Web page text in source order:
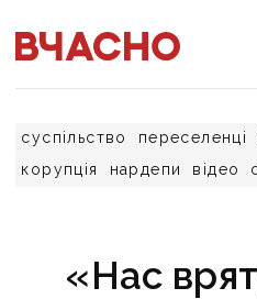
суспільство переселенці
корупція
нардепи відео
«Нас